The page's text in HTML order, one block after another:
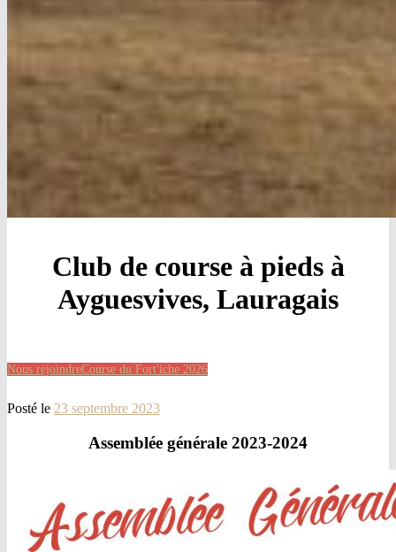
Club de course à pieds à
Ayguesvives, Lauragais
Nous rejoindreCourse du Fort'iche 2026
Posté le 23 septembre 2023
Assemblée générale 2023-2024